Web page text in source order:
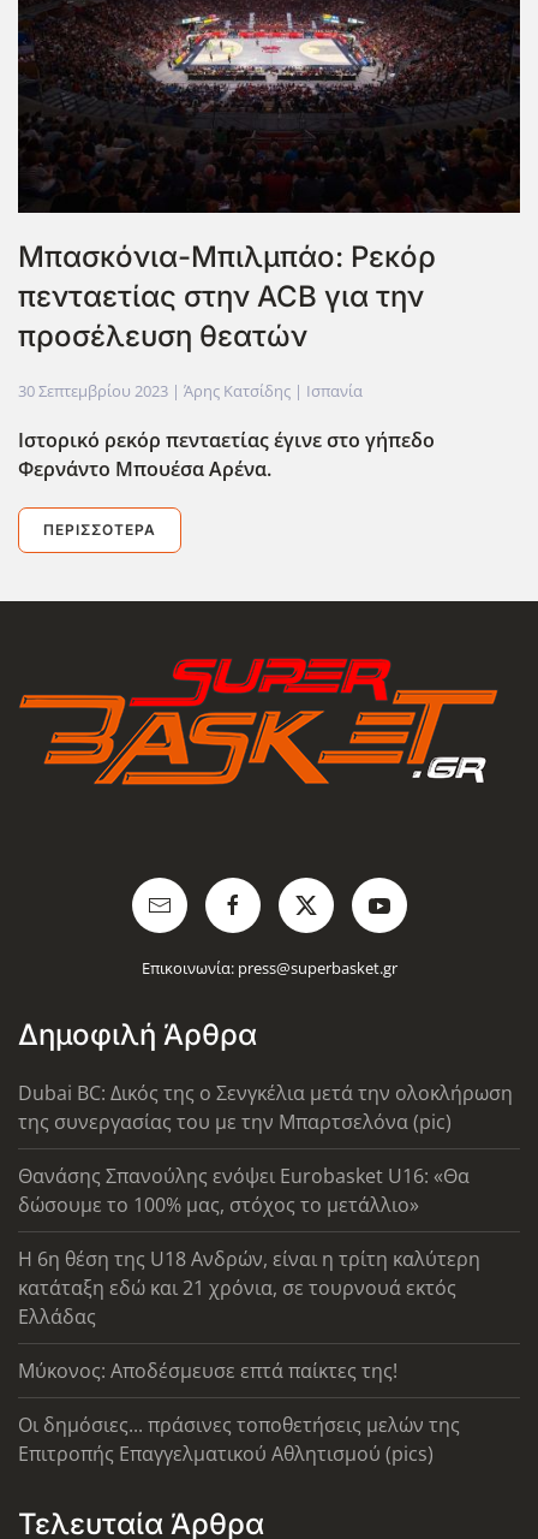
Μπασκόνια-Μπιλμπάο: Ρεκόρ
πενταετίας στην ACB για την
προσέλευση θεατών
30 Σεπτεμβρίου 2023 | Άρης Κατσίδης | Ισπανία
Ιστορικό ρεκόρ πενταετίας έγινε στο γήπεδο
Φερνάντο Μπουέσα Αρένα.
ΠΕΡΙΣΣΌΤΕΡΑ
Επικοινωνία: press@superbasket.gr
Δημοφιλή Άρθρα
Dubai BC: Δικός της ο Σενγκέλια μετά την ολοκλήρωση
της συνεργασίας του με την Μπαρτσελόνα (pic)
Θανάσης Σπανούλης ενόψει Eurobasket U16: «Θα
δώσουμε το 100% μας, στόχος το μετάλλιο»
Η 6η θέση της U18 Ανδρών, είναι η τρίτη καλύτερη
κατάταξη εδώ και 21 χρόνια, σε τουρνουά εκτός
Ελλάδας
Μύκονος: Αποδέσμευσε επτά παίκτες της!
Οι δημόσιες... πράσινες τοποθετήσεις μελών της
Επιτροπής Επαγγελματικού Αθλητισμού (pics)
Τελευταία Άρθρα